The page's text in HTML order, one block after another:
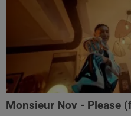
Monsieur Nov‬ - Please